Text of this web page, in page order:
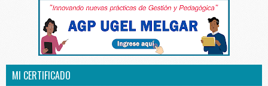
MI CERTIFICADO